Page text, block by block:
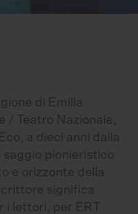
di Emilia
/ Teatro Nazionale,
a dieci anni dalla
saggio pionieristico
e orizzonte della
significa
lettori, per ERT